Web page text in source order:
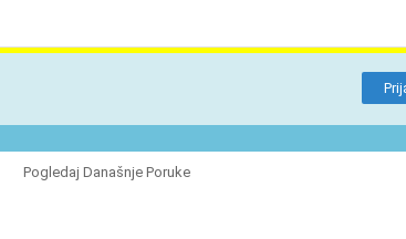
Pogledaj Današnje Poruke